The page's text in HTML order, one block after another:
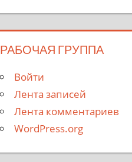
РАБОЧАЯ ГРУППА
Войти
Лента записей
Лента комментариев
WordPress.org